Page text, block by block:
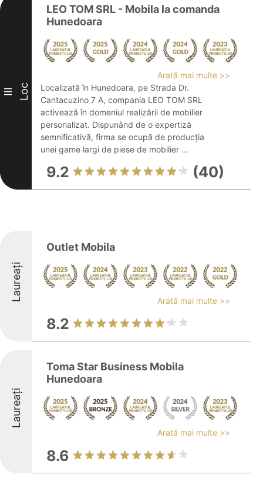
III Loc
LEO TOM SRL - Mobila la comanda
Hunedoara
Arată mai multe >>
Localizată în Hunedoara, pe Strada Dr.
Cantacuzino 7 A, compania LEO TOM SRL
activează în domeniul realizării de mobilier
personalizat. Dispunând de o expertiză
semnificativă, firma se ocupă de producția
unei game largi de piese de mobilier ...
9.2 (40)
Laureați
Outlet Mobila
Arată mai multe >>
8.2
Laureați
Toma Star Business Mobila
Hunedoara
Arată mai multe >>
8.6